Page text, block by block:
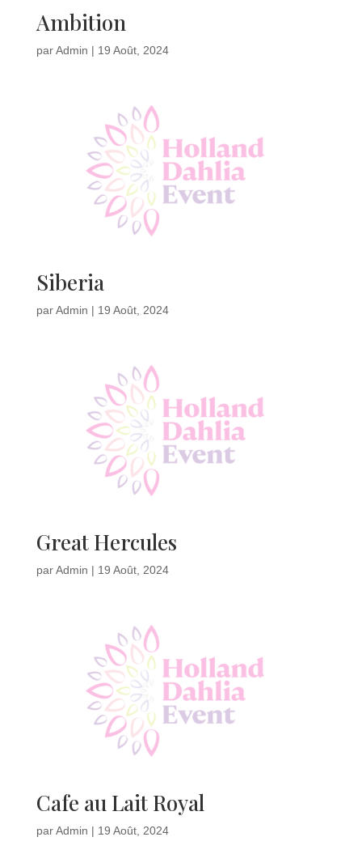
Ambition
parAdmin | 19 Août, 2024
Siberia
parAdmin | 19 Août, 2024
Great Hercules
parAdmin | 19 Août, 2024
Cafe au Lait Royal
parAdmin | 19 Août, 2024